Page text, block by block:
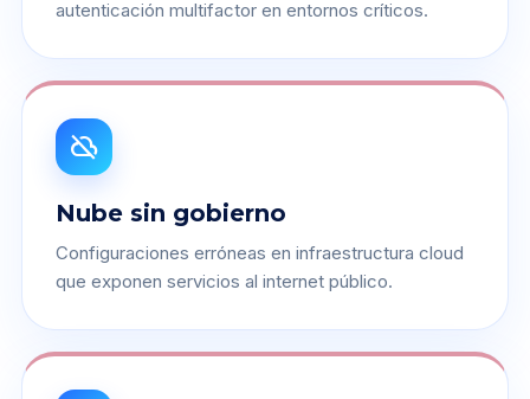
autenticación multifactor en entornos críticos.
cloud_off
Nube sin gobierno
Configuraciones erróneas en infraestructura cloud
que exponen servicios al internet público.